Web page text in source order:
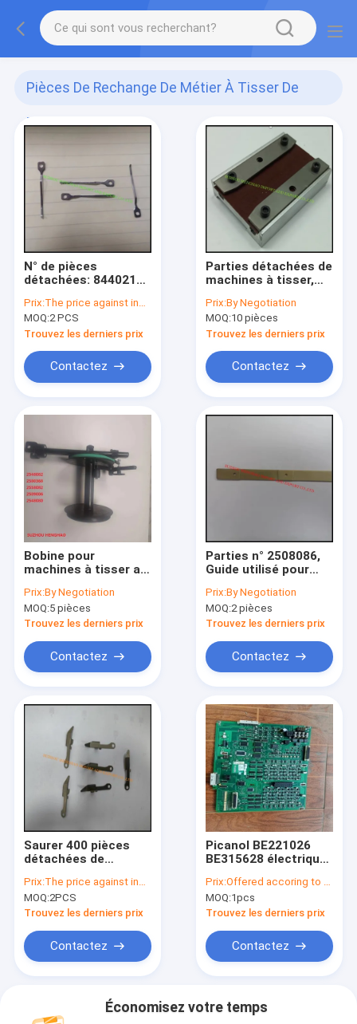
Pièces De Rechange De Métier À Tisser De
Rapière
(69)
N° de pièces
détachées: 844021
S500
Prix:The price against inquiry
MOQ:2 PCS
Trouvez les derniers prix
Contactez
Parties détachées de
machines à tisser,
détachées de
machines textiles
G6100 G6200 G6300
F2001, MRO
SUPPLIES
Prix:By Negotiation
MOQ:10 pièces
Trouvez les derniers prix
Contactez
Bobine pour
machines à tisser au
détachées n°:
BE152341, support
technique
qualité rentable
Prix:By Negotiation
MOQ:5 pièces
Trouvez les derniers prix
Contactez
Parties n° 2508086,
Guide utilisé pour
tisserand, MRO
fournitures pour
usine de tissage,
Prix:By Negotiation
MOQ:2 pièces
Trouvez les derniers prix
Contactez
Saurer 400 pièces
détachées de
847267 PLATTE
MOBILE 847115
PLATTE FIXE
Prix:The price against inquiry
MOQ:2PCS
Trouvez les derniers prix
Contactez
Picanol BE221026
BE315628 électrique
rechange
d'Electornics
Prix:Offered accoring to the Qty ,Exchange Rate
MOQ:1pcs
Trouvez les derniers prix
Contactez
Économisez votre temps